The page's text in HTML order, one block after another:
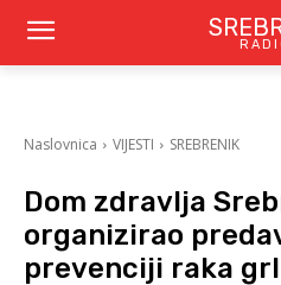
Naslovnica VIJESTI SREBRENIK
Dom zdravlja
organizirao
prevenciji raka